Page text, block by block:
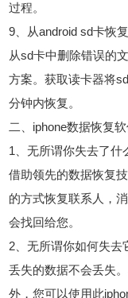
过程。
9、从android sd卡恢复
从sd卡中删除错误的
方案。获取读卡器将
分钟内恢复。
二、iphone数据恢复
1、无所谓你失去了什
借助领先的数据恢复
的方式恢复联系人，
会找回给您。
2、无所谓你如何失去
丢失的数据不会丢失
外，您可以使用此